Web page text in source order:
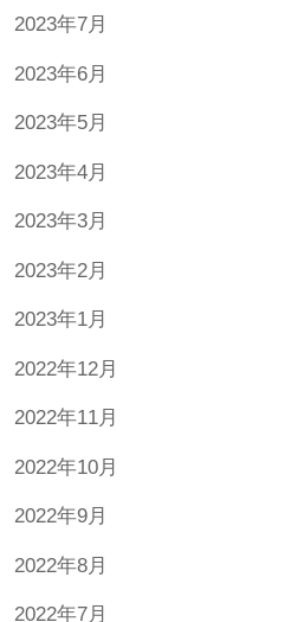
2023年7月
2023年6月
2023年5月
2023年4月
2023年3月
2023年2月
2023年1月
2022年12月
2022年11月
2022年10月
2022年9月
2022年8月
2022年7月